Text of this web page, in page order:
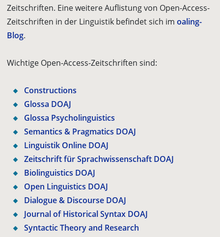
Zeitschriften. Eine weitere Auflistung von Open-Access-
Zeitschriften in der Linguistik befindet sich im oaling-
Blog.
Wichtige Open-Access-Zeitschriften sind:
Constructions
Glossa DOAJ
Glossa Psycholinguistics
Semantics & Pragmatics DOAJ
Linguistik Online DOAJ
Zeitschrift für Sprachwissenschaft DOAJ
Biolinguistics DOAJ
Open Linguistics DOAJ
Dialogue & Discourse DOAJ
Journal of Historical Syntax DOAJ
Syntactic Theory and Research